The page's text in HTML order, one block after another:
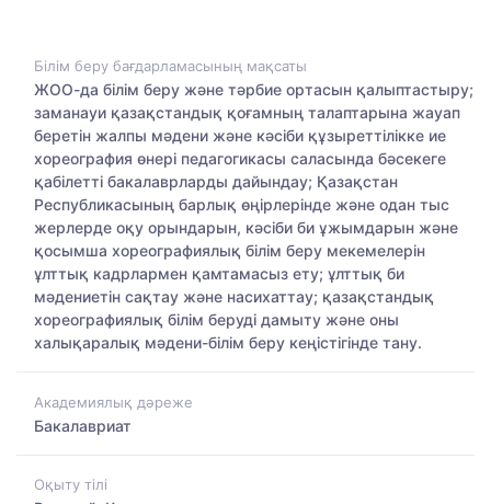
Білім беру бағдарламасының мақсаты
ЖОО-да білім беру және тәрбие ортасын қалыптастыру;
заманауи қазақстандық қоғамның талаптарына жауап
беретін жалпы мәдени және кәсіби құзыреттілікке ие
хореография өнері педагогикасы саласында бәсекеге
қабілетті бакалаврларды дайындау; Қазақстан
Республикасының барлық өңірлерінде және одан тыс
жерлерде оқу орындарын, кәсіби би ұжымдарын және
қосымша хореографиялық білім беру мекемелерін
ұлттық кадрлармен қамтамасыз ету; ұлттық би
мәдениетін сақтау және насихаттау; қазақстандық
хореографиялық білім беруді дамыту және оны
халықаралық мәдени-білім беру кеңістігінде тану.
Академиялық дәреже
Бакалавриат
Оқыту тілі